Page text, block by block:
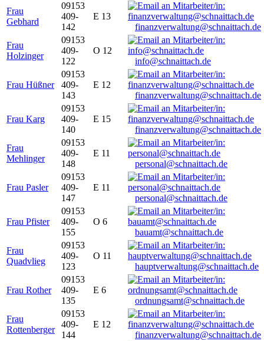
Frau
Gebhard
09153
409-
142
E 13
finanzverwaltung@schnaittach.de
Frau
Holzinger
09153
409-
122
O 12
info@schnaittach.de
Frau Hüßner
09153
409-
143
E 12
finanzverwaltung@schnaittach.de
Frau Karg
09153
409-
140
E 15
finanzverwaltung@schnaittach.de
Frau
Mehlinger
09153
409-
148
E 11
personal@schnaittach.de
Frau Pasler
09153
409-
147
E 11
personal@schnaittach.de
Frau Pfister
09153
409-
155
O 6
bauamt@schnaittach.de
Frau
Quadvlieg
09153
409-
123
O 11
hauptverwaltung@schnaittach.de
Frau Rother
09153
409-
135
E 6
ordnungsamt@schnaittach.de
Frau
Rottenberger
09153
409-
144
E 12
finanzverwaltung@schnaittach.de